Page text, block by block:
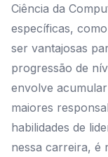
Ciência da
específicas,
ser vantajosas
progressão de
envolve
maiores
habilidades de
nessa carreira, é